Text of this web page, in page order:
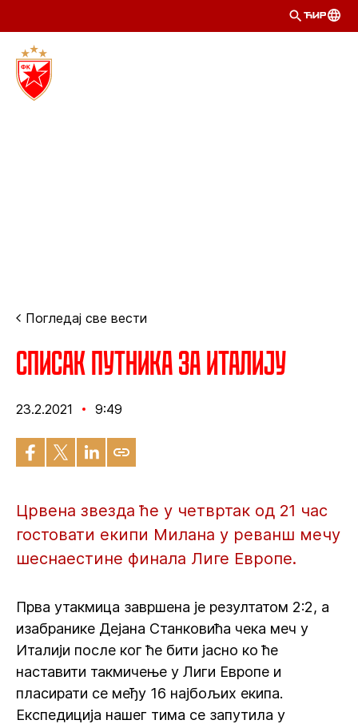
ЋИР
Погледај све вести
Списак путника за Италију
23.2.2021 9:49
Црвена звезда ће у четвртак од 21 час
гостовати екипи Милана у реванш мечу
шеснаестине финала Лиге Европе.
Прва утакмица завршена је резултатом 2:2, а
изабранике Дејана Станковића чека меч у
Италији после ког ће бити јасно ко ће
наставити такмичење у Лиги Европе и
пласирати се међу 16 најбољих екипа.
Експедиција нашег тима се запутила у